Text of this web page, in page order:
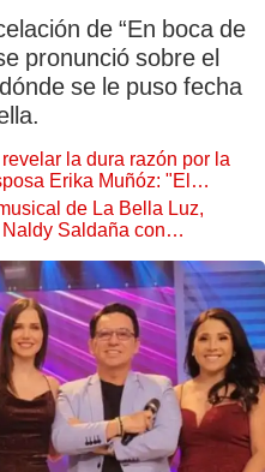
de “En boca de
pronunció sobre el
se le puso fecha
la dura razón por la
Erika Muñóz: "El
de La Bella Luz,
Saldaña con